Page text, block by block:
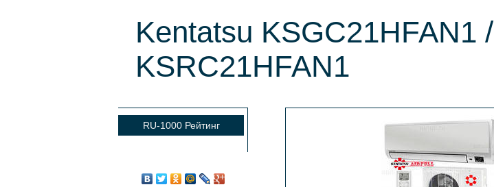
Kentatsu KSGC21HFAN1 /
KSRC21HFAN1
RU-1000 Рейтинг